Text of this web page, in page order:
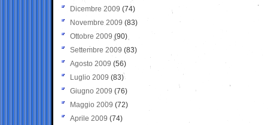
Dicembre 2009 (74)
Novembre 2009 (83)
Ottobre 2009 (90)
Settembre 2009 (83)
Agosto 2009 (56)
Luglio 2009 (83)
Giugno 2009 (76)
Maggio 2009 (72)
Aprile 2009 (74)